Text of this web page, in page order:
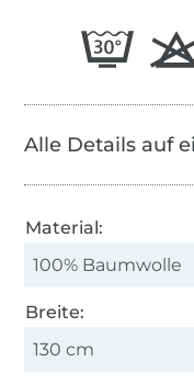
Alle Details auf
Material:
100% Baumwolle
Breite:
130 cm